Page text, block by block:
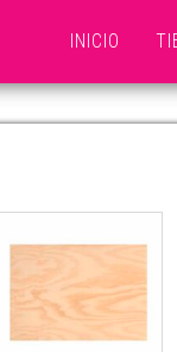
INICIO